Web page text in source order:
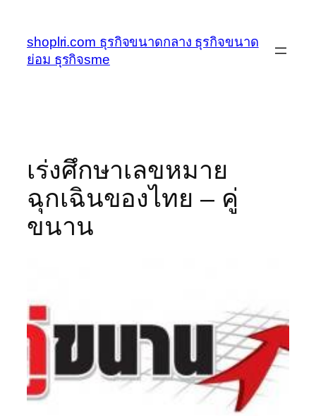
เนื้อหา
shoplri.com ธุรกิจขนาดกลาง ธุรกิจขนาด
ย่อม ธุรกิจsme
เร่งศึกษาเลขหมาย
ฉุกเฉินของไทย – คู่
ขนาน